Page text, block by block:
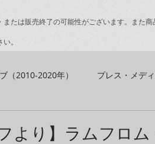
たは販売終了の可能性がございます。また
。
（2010-2020年） プレス・メデ
より】ラムフロ